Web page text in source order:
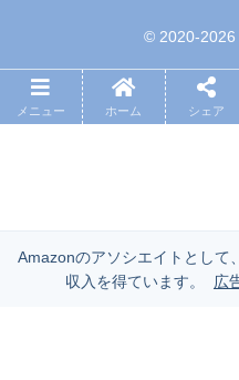
© 2020-2026
メニュー ホーム シェア
Amazonのアソシエイトとして
収入を得ています。
広